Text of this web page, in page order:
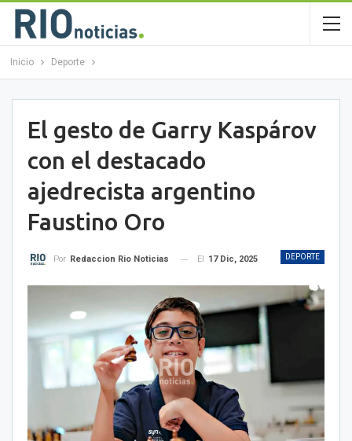
Inicio Deporte
El gesto de Garry Kaspárov
con el destacado
ajedrecista argentino
Faustino Oro
DEPORTE
Por Redaccion Rio Noticias El 17 Dic, 2025